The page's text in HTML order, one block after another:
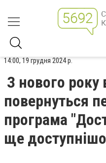
14:00, 19 грудня 2024 р.
З нового року
повернуться
програма
ще